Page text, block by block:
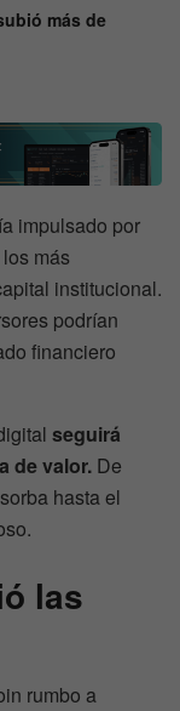
más de
impulsado por
más
institucional.
podrían
financiero
seguirá
de valor. De
hasta el
las
rumbo a